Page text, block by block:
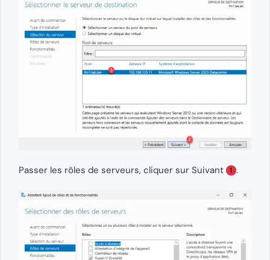
Passer les rôles de serveurs, cliquer sur Suivant 1 .